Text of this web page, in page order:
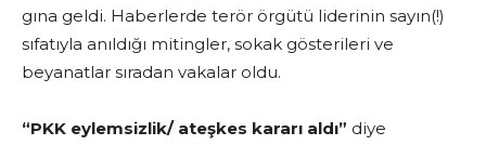
gına geldi. Haberlerde terör örgütü liderinin sayın(!)
sıfatıyla anıldığı mitingler, sokak gösterileri ve
beyanatlar sıradan vakalar oldu.
“PKK eylemsizlik/ ateşkes kararı aldı” diye